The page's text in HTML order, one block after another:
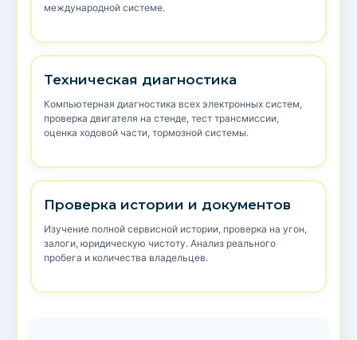
международной системе.
Техническая диагностика
Компьютерная диагностика всех электронных систем,
проверка двигателя на стенде, тест трансмиссии,
оценка ходовой части, тормозной системы.
Проверка истории и документов
Изучение полной сервисной истории, проверка на угон,
залоги, юридическую чистоту. Анализ реального
пробега и количества владельцев.